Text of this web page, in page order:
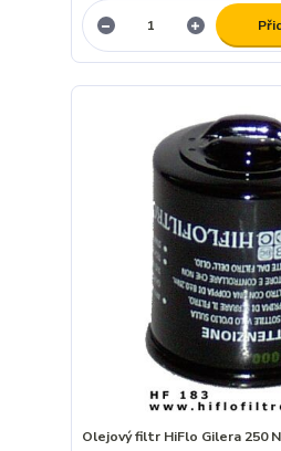
Olejový filtr HiFlo Gilera 250